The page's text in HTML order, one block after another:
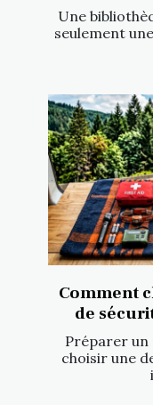
Une
seulement
Comment
de
Préparer un
choisir une